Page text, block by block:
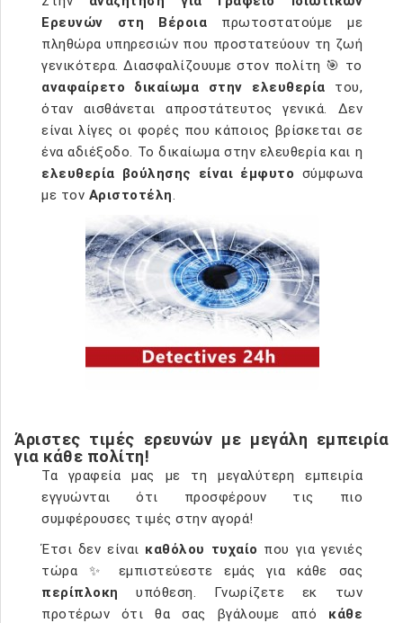
Ερευνών στη Βέροια πρωτοστατούμε με
πληθώρα υπηρεσιών που προστατεύουν τη ζωή
γενικότερα. Διασφαλίζουυμε στον πολίτη 🎯 το
αναφαίρετο δικαίωμα στην ελευθερία του,
όταν αισθάνεται απροστάτευτος γενικά. Δεν
είναι λίγες οι φορές που κάποιος βρίσκεται σε
ένα αδιέξοδο. Το δικαίωμα στην ελευθερία και η
ελευθερία βούλησης είναι έμφυτο σύμφωνα
με τον Αριστοτέλη.
Άριστες τιμές ερευνών με μεγάλη εμπειρία
για κάθε πολίτη!
Τα γραφεία μας με τη μεγαλύτερη εμπειρία
εγγυώνται ότι προσφέρουν τις πιο
συμφέρουσες τιμές στην αγορά!
Έτσι δεν είναι καθόλου τυχαίο που για γενιές
τώρα ✨ εμπιστεύεστε εμάς για κάθε σας
περίπλοκη υπόθεση. Γνωρίζετε εκ των
προτέρων ότι θα σας βγάλουμε από κάθε